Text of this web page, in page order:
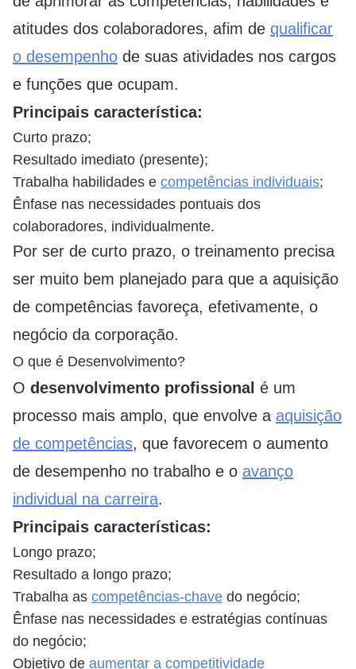
atitudes dos colaboradores, afim de qualificar
o desempenho de suas atividades nos cargos
e funções que ocupam.
Principais característica:
Curto prazo;
Resultado imediato (presente);
Trabalha habilidades e competências individuais;
Ênfase nas necessidades pontuais dos
colaboradores, individualmente.
Por ser de curto prazo, o treinamento precisa
ser muito bem planejado para que a aquisição
de competências favoreça, efetivamente, o
negócio da corporação.
O que é Desenvolvimento?
O desenvolvimento profissional é um
processo mais amplo, que envolve a aquisição
de competências, que favorecem o aumento
de desempenho no trabalho e o avanço
individual na carreira.
Principais características:
Longo prazo;
Resultado a longo prazo;
Trabalha as competências-chave do negócio;
Ênfase nas necessidades e estratégias contínuas
do negócio;
Objetivo de aumentar a competitividade